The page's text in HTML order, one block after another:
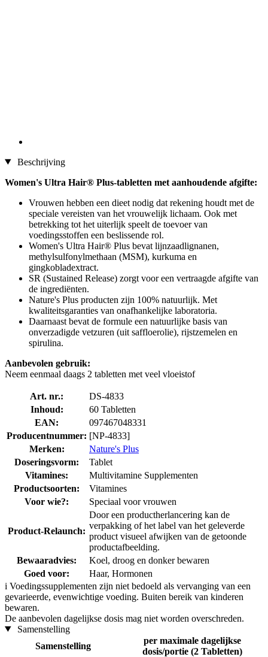
Beschrijving
Women's Ultra Hair® Plus-tabletten met aanhoudende afgifte:
Vrouwen hebben een dieet nodig dat rekening houdt met de
speciale vereisten van het vrouwelijk lichaam. Ook met
betrekking tot het uiterlijk speelt de toevoer van
voedingsstoffen een beslissende rol.
Women's Ultra Hair® Plus bevat lijnzaadlignanen,
methylsulfonylmethaan (MSM), kurkuma en
gingkobladextract.
SR (Sustained Release) zorgt voor een vertraagde afgifte van
de ingrediënten.
Nature's Plus producten zijn 100% natuurlijk. Met
kwaliteitsgaranties van onafhankelijke laboratoria.
Daarnaast bevat de formule een natuurlijke basis van
onverzadigde vetzuren (uit saffloerolie), rijstzemelen en
spirulina.
Aanbevolen gebruik:
Neem eenmaal daags 2 tabletten met veel vloeistof
Art. nr.:
DS-4833
Inhoud:
60 Tabletten
EAN:
097467048331
Producentnummer: [NP-4833]
Merken:
Nature's Plus
Doseringsvorm:
Tablet
Vitamines:
Multivitamine Supplementen
Productsoorten:
Vitamines
Voor wie?:
Speciaal voor vrouwen
Product-Relaunch:
Door een productherlancering kan de
verpakking of het label van het geleverde
product visueel afwijken van de getoonde
productafbeelding.
Bewaaradvies:
Koel, droog en donker bewaren
Goed voor:
Haar, Hormonen
i Voedingssupplementen zijn niet bedoeld als vervanging van een
gevarieerde, evenwichtige voeding. Buiten bereik van kinderen
bewaren.
De aanbevolen dagelijkse dosis mag niet worden overschreden.
Samenstelling
Samenstelling
per maximale dagelijkse
dosis/portie (2 Tabletten)